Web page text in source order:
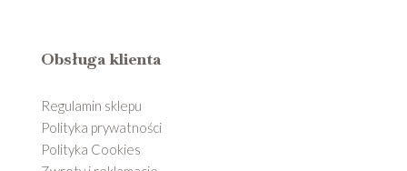
Obsługa klienta
Regulamin sklepu
Polityka prywatności
Polityka Cookies